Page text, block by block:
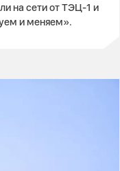
на сети от ТЭЦ-1 и
и меняем».